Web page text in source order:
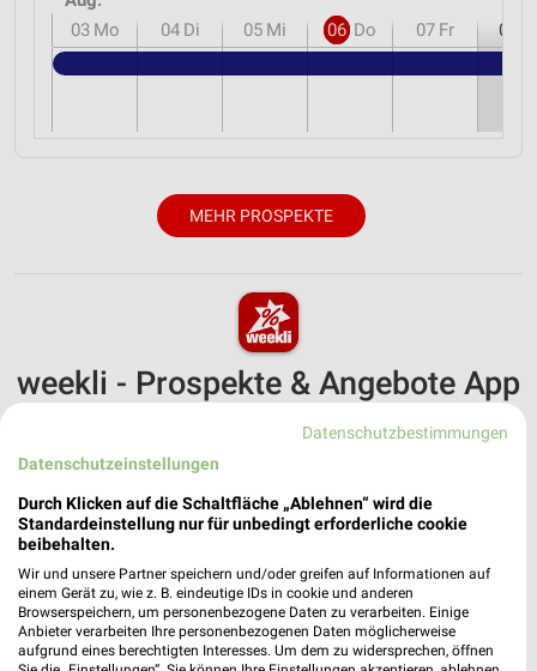
03 Mo 04 Di 05 Mi 06 Do 07 Fr 08
MEHR PROSPEKTE
weekli - Prospekte & Angebote App
Alle Fressnapf Angebote immer griffbereit – mit der
✔Standortgenaue Angebote
✔Folge deinem Lieblingshändler
✔Push-Benachrichtigungen bei neuen Prospekten
✔Einkaufsliste - Einkauf stressfrei planen
JETZT LADEN UND SPAREN!
Datenschutzbestimmungen
Datenschutzeinstellungen
Durch Klicken auf die Schaltfläche „Ablehnen“ wird die
Standardeinstellung nur für unbedingt erforderliche cookie
beibehalten.
Wir und unsere Partner speichern und/oder greifen auf Informationen auf
einem Gerät zu, wie z. B. eindeutige IDs in cookie und anderen
Browserspeichern, um personenbezogene Daten zu verarbeiten. Einige
Anbieter verarbeiten Ihre personenbezogenen Daten möglicherweise
aufgrund eines berechtigten Interesses. Um dem zu widersprechen, öffnen